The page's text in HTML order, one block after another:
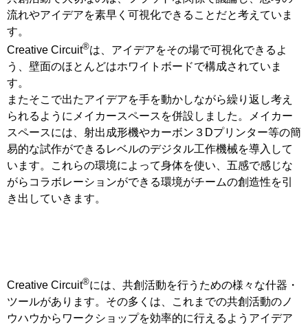
流れやアイデアを素早く可視化できることだと考えていま
す。
Creative Circuit®は、アイデアをその場で可視化できるよ
う、壁面のほとんどはホワイトボードで構成されていま
す。
またそこで出たアイデアを手を動かしながら繰り返し考え
られるようにメイカースペースを併設しました。メイカー
スペースには、射出成形機やカーボン３Dプリンター等の簡
易的な試作ができるレベルのデジタル工作機械を導入して
います。これらの環境によって身体を使い、五感で感じな
がらコラボレーションができる環境がチームの創造性を引
き出していきます。
Creative Circuit®には、共創活動を行うための様々な什器・
ツールがあります。その多くは、これまでの共創活動のノ
ウハウからワークショップを効率的に行えるようアイデア